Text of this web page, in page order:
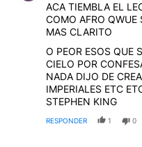
ACA TIEMBLA EL
COMO AFRO QWUE
MAS CLARITO
O PEOR ESOS QUE
CIELO POR
NADA DIJO DE
IMPERIALES ETC
STEPHEN KING
RESPONDER 1 0